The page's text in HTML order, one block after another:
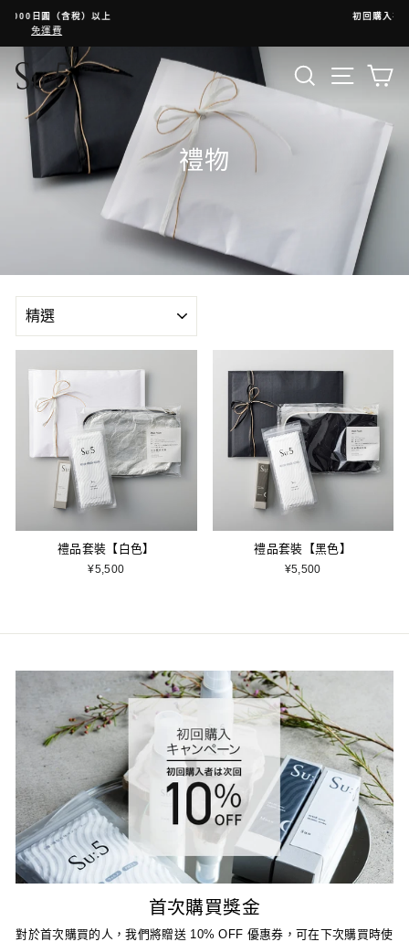
內
搜尋 選單
禮物
類
禮品套裝【白色】
¥5,500
禮品套裝【黑色】
¥5,500
首次購買獎金
對於首次購買的人，我們將贈送 10% OFF 優惠券，可在下次購買時使